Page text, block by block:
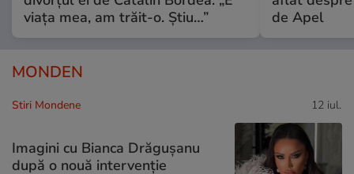
viața mea, am trăit-o. Știu…”
de Apel
MONDEN
Stiri Mondene 12 iul.
Imagini cu Bianca Drăgușanu
după o nouă intervenție